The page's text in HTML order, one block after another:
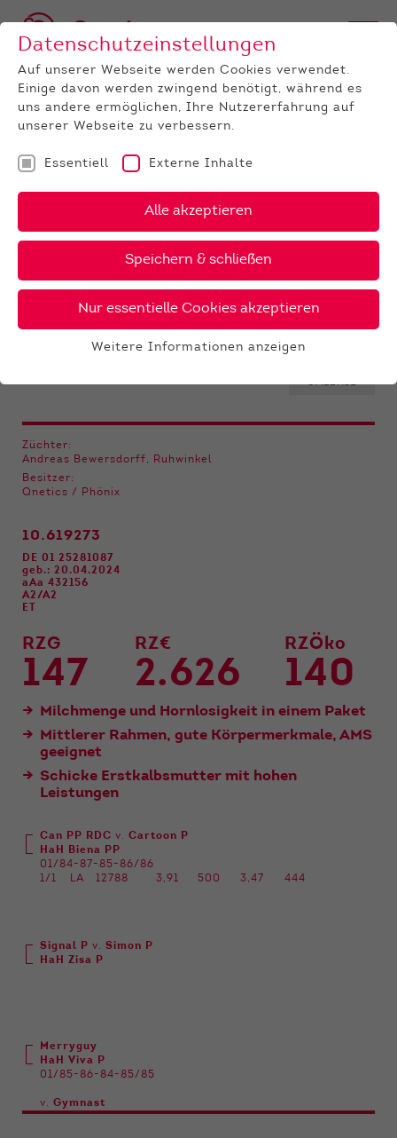
BULLEN
GenomiX
Cardoso PP
X ‹ ›
CARDOSO
PP
gesext 45 €
GALERIE
Züchter:
Andreas Bewersdorff, Ruhwinkel
Besitzer:
Qnetics / Phönix
10.619273
DE 01 25281087
geb.: 20.04.2024
aAa 432156
A2/A2
ET
RZG
147
RZ€
2.626
RZÖko
140
Milchmenge und Hornlosigkeit in einem Paket
Mittlerer Rahmen, gute Körpermerkmale, AMS
geeignet
Schicke Erstkalbsmutter mit hohen
Leistungen
Can PP RDC v. Cartoon P
HaH Biena PP
01/84-87-85-86/86
1/1
LA 12788 3,91 500 3,47 444
Signal P v. Simon P
HaH Zisa P
Merryguy
HaH Viva P
01/85-86-84-85/85
v. Gymnast
Datenschutzeinstellungen
Auf unserer Webseite werden Cookies verwendet.
Einige davon werden zwingend benötigt, während es
uns andere ermöglichen, Ihre Nutzererfahrung auf
unserer Webseite zu verbessern.
Essentiell Externe Inhalte
Alle akzeptieren
Speichern & schließen
Nur essentielle Cookies akzeptieren
Name
Laufzeit
Zweck
Inhalte, um Ihnen zusätzliche Informationen
anzubieten.
Weitere Informationen anzeigen